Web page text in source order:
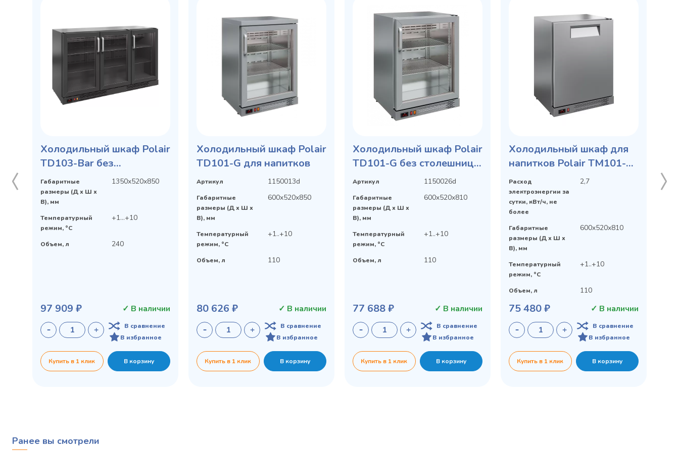
Холодильный шкаф Polair
TD103-Bar без
столешницы для
напитков
Габаритные
размеры (Д х Ш х
В), мм
1350x520x850
Температурный
режим, °C
+1…+10
Объем, л 240
97 909 ₽ ✓ В наличии
В сравнение
В избранное
Купить в 1 клик В корзину
Холодильный шкаф Polair
TD101-G для напитков
Артикул 1150013d
Габаритные
размеры (Д х Ш х
В), мм
600x520x850
Температурный
режим, °C
+1..+10
Объем, л 110
80 626 ₽ ✓ В наличии
В сравнение
В избранное
Купить в 1 клик В корзину
Холодильный шкаф Polair
TD101-G без столешницы
для напитков
Артикул 1150026d
Габаритные
размеры (Д х Ш х
В), мм
600x520x810
Температурный
режим, °C
+1..+10
Объем, л 110
77 688 ₽ ✓ В наличии
В сравнение
В избранное
Купить в 1 клик В корзину
Холодильный шкаф для
напитков Polair TM101-
Grande без столешницы,
гл. дверь
Расход
электроэнергии за
сутки, кВт/ч, не
более
2,7
Габаритные
размеры (Д х Ш х
В), мм
600x520x810
Температурный
режим, °C
+1..+10
Объем, л 110
75 480 ₽ ✓ В наличии
В сравнение
В избранное
Купить в 1 клик В корзину
Ранее вы смотрели